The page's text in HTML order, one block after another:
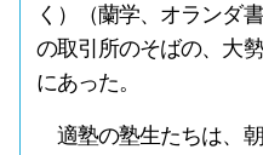
く）（蘭学、オランダ
の取引所のそばの、大
にあった。
適塾の塾生たちは、